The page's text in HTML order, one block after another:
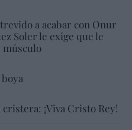
a acabar con Onur
Soler le exige que le
músculo
¡Viva Cristo Rey!